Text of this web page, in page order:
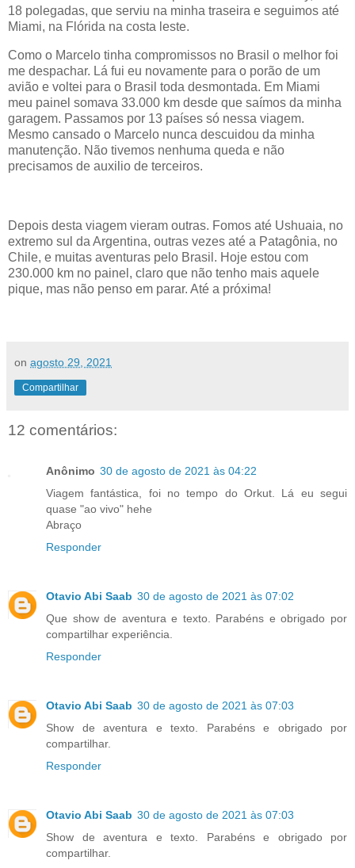
18 polegadas, que serviu na minha traseira e seguimos até
Miami, na Flórida na costa leste.
Como o Marcelo tinha compromissos no Brasil o melhor foi
me despachar. Lá fui eu novamente para o porão de um
avião e voltei para o Brasil toda desmontada. Em Miami
meu painel somava 33.000 km desde que saímos da minha
garagem. Passamos por 13 países só nessa viagem.
Mesmo cansado o Marcelo nunca descuidou da minha
manutenção. Não tivemos nenhuma queda e não
precisamos de auxilio de terceiros.
Depois desta viagem vieram outras. Fomos até Ushuaia, no
extremo sul da Argentina, outras vezes até a Patagônia, no
Chile, e muitas aventuras pelo Brasil. Hoje estou com
230.000 km no painel, claro que não tenho mais aquele
pique, mas não penso em parar. Até a próxima!
on agosto 29, 2021
Compartilhar
12 comentários:
Anônimo 30 de agosto de 2021 às 04:22
Viagem fantástica, foi no tempo do Orkut. Lá eu segui
quase "ao vivo" hehe
Abraço
Responder
Otavio Abi Saab 30 de agosto de 2021 às 07:02
Que show de aventura e texto. Parabéns e obrigado por
compartilhar experiência.
Responder
Otavio Abi Saab 30 de agosto de 2021 às 07:03
Show de aventura e texto. Parabéns e obrigado por
compartilhar.
Responder
Otavio Abi Saab 30 de agosto de 2021 às 07:03
Show de aventura e texto. Parabéns e obrigado por
compartilhar.